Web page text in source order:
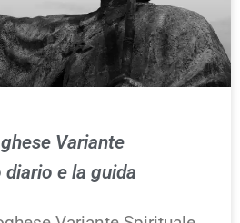
Variante
e la guida